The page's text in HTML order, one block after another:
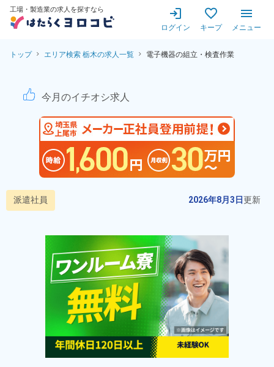
工場・製造業の求人を探すなら
ログイン キープ メニュー
トップ エリア検索 栃木の求人一覧 電子機器の組立・検査作業
電子機器の組立・検査作業
今月のイチオシ求人
派遣社員 2026年8月3日更新